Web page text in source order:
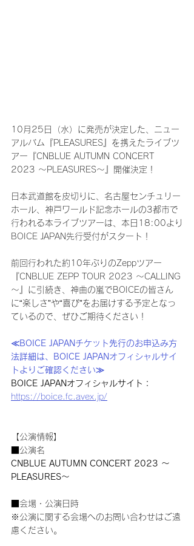
10月25日（水）に発売が決定した、ニュー
アルバム『PLEASURES』を携えたライブツ
アー『CNBLUE AUTUMN CONCERT
2023 ～PLEASURES～』開催決定！
日本武道館を皮切りに、名古屋センチュリー
ホール、神戸ワールド記念ホールの3都市で
行われる本ライブツアーは、本日18:00より
BOICE JAPAN先行受付がスタート！
前回行われた約10年ぶりのZeppツアー
『CNBLUE ZEPP TOUR 2023 ～CALLING
～』に引続き、神曲の嵐でBOICEの皆さん
に“楽しさ”や“喜び”をお届けする予定となっ
ているので、ぜひご期待ください！
≪BOICE JAPANチケット先行のお申込み方
法詳細は、BOICE JAPANオフィシャルサイ
トよりご確認ください≫
BOICE JAPANオフィシャルサイト：
https://boice.fc.avex.jp/
【公演情報】
■公演名
CNBLUE AUTUMN CONCERT 2023 ～
PLEASURES～
■会場・公演日時
※公演に関する会場へのお問い合わせはご遠
慮ください。